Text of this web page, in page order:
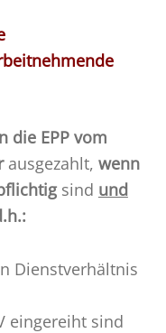
die EPP vom
ausgezahlt, wenn
sind und
Dienstverhältnis
eingereiht sind